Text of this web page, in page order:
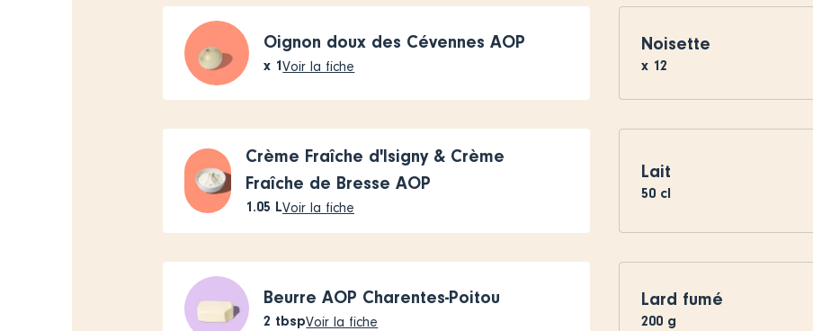
Oignon doux des Cévennes AOP
x 1Voir la fiche
Noisette
x 12
Crème Fraîche d'Isigny & Crème
Fraîche de Bresse AOP
1.05 LVoir la fiche
Lait
50 cl
Beurre AOP Charentes-Poitou
2 tbspVoir la fiche
Lard fumé
200 g